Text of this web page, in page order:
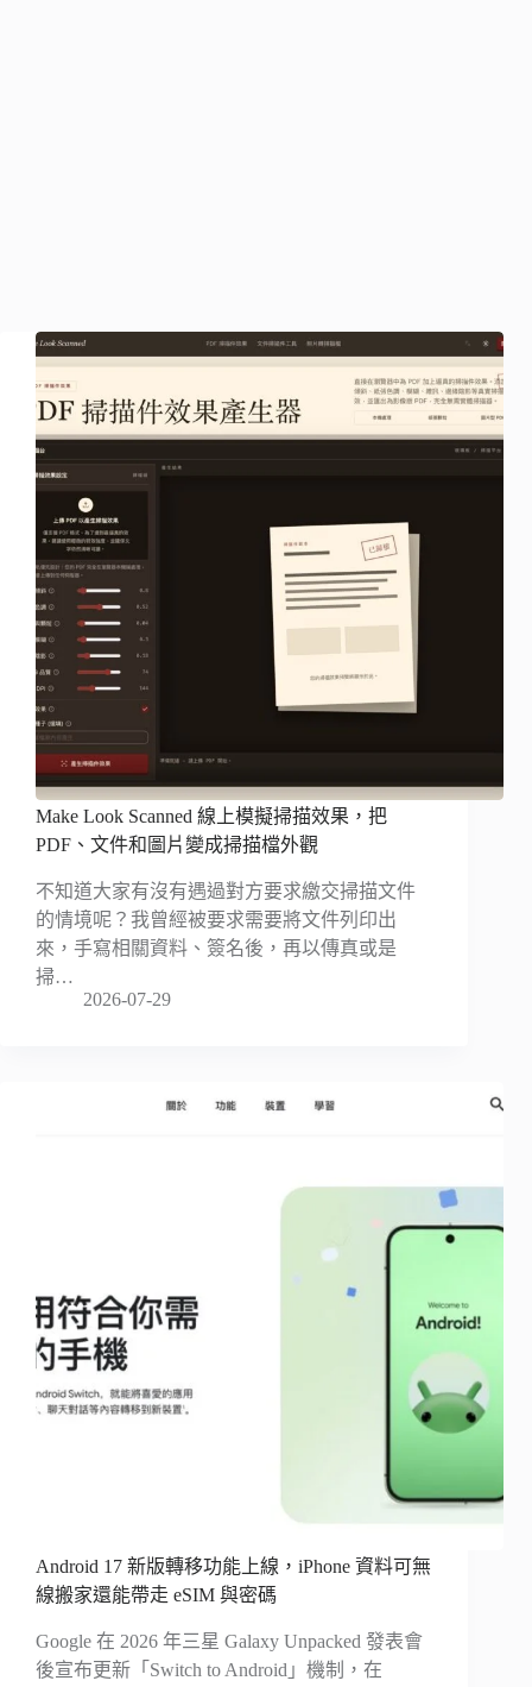
Make Look Scanned 線上模擬掃描效果，把
PDF、文件和圖片變成掃描檔外觀
不知道大家有沒有遇過對方要求繳交掃描文件
的情境呢？我曾經被要求需要將文件列印出
來，手寫相關資料、簽名後，再以傳真或是
掃…
2026-07-29
Android 17 新版轉移功能上線，iPhone 資料可無
線搬家還能帶走 eSIM 與密碼
Google 在 2026 年三星 Galaxy Unpacked 發表會
後宣布更新「Switch to Android」機制，在